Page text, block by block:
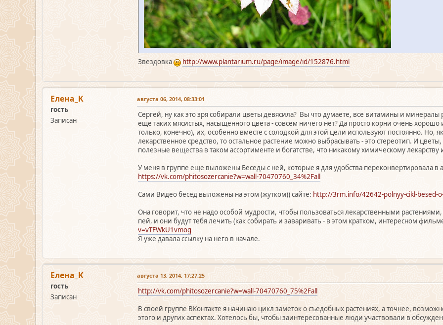
Звездовка http://www.plantarium.ru/page/image/id/152876.html
Елена_K
гость
Записан
августа 06, 2014, 08:33:01
Сергей, ну как это зря собирали цветы девясила? Вы что думаете, все витамины и минералы
еще таких мясистых, насыщенного цвета - совсем ничего нет? Да просто корни очень
только, конечно), их, особенно вместе с солодкой для этой цели используют постоянно. Но,
лекарственное средство, то остальное растение можно выбрасывать - это стереотип. И
полезные вещества в таком ассортименте и богатстве, что никакому химическому
У меня в группе еще выложены Беседы с ней, которые я для удобства переконвертировала в
https://vk.com/phitosozercanie?w=wall-70470760_34%2Fall
Сами Видео бесед выложены на этом (жутком)) сайте: http://3rm.info/42642-polnyy-cikl-besed-
Она говорит, что не надо особой мудрости, чтобы пользоваться лекарственными
пей, и они будут тебя лечить (как собирать и заваривать - в этом кратком, интересном
v=vTFWkU1vmog
Я уже давала ссылку на него в начале.
Елена_K
гость
Записан
августа 13, 2014, 17:27:25
http://vk.com/phitosozercanie?w=wall-70470760_75%2Fall
В своей группе ВКонтакте я начинаю цикл заметок о съедобных растениях, а точнее,
этого и других аспектах. Хотелось бы, чтобы заинтересованные люди участвовали в